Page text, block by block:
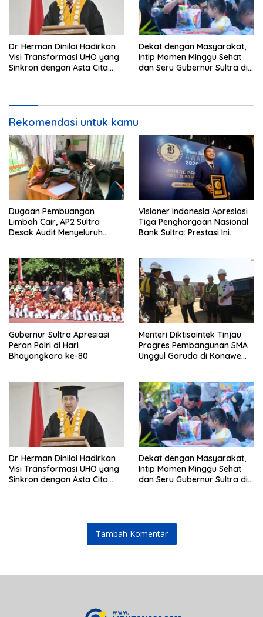
Dr. Herman Dinilai Hadirkan
Visi Transformasi UHO yang
Sinkron dengan Asta Cita
Dekat dengan Masyarakat,
Intip Momen Minggu Sehat
dan Seru Gubernur Sultra di
Rekomendasi untuk kamu
Dugaan Pembuangan
Limbah Cair, AP2 Sultra
Desak Audit Menyeluruh
Hukum
Visioner Indonesia Apresiasi
Tiga Penghargaan Nasional
Bank Sultra: Prestasi Ini
Andri Permana
Gubernur Sultra Apresiasi
Peran Polri di Hari
Bhayangkara ke-80
Menteri Diktisaintek Tinjau
Progres Pembangunan SMA
Unggul Garuda di Konawe
Dr. Herman Dinilai Hadirkan
Visi Transformasi UHO yang
Sinkron dengan Asta Cita
Dekat dengan Masyarakat,
Intip Momen Minggu Sehat
dan Seru Gubernur Sultra di
Tambah Komentar